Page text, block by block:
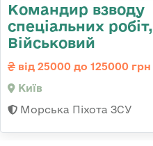
Командир взводу
спеціальних робіт,
Військовий
від 25000 до 125000 грн
Київ
Морська Піхота ЗСУ